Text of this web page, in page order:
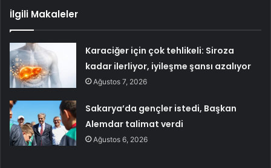
İlgili Makaleler
Karaciğer için çok tehlikeli: Siroza
kadar ilerliyor, iyileşme şansı azalıyor
Ağustos 7, 2026
Sakarya’da gençler istedi, Başkan
Alemdar talimat verdi
Ağustos 6, 2026